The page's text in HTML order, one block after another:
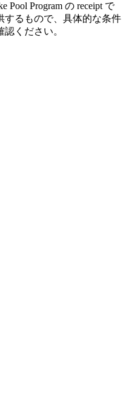
Pool Program の receipt で
するもので、具体的な条件
ください。